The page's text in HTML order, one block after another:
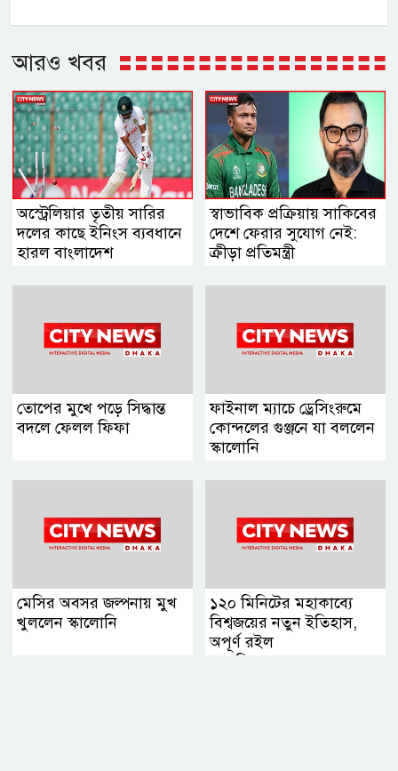
আরও খবর
অস্ট্রেলিয়ার তৃতীয় সারির
দলের কাছে ইনিংস ব্যবধানে
হারল বাংলাদেশ
স্বাভাবিক প্রক্রিয়ায় সাকিবের
দেশে ফেরার সুযোগ নেই:
ক্রীড়া প্রতিমন্ত্রী
তোপের মুখে পড়ে সিদ্ধান্ত
বদলে ফেলল ফিফা
ফাইনাল ম্যাচে ড্রেসিংরুমে
কোন্দলের গুঞ্জনে যা বললেন
স্কালোনি
মেসির অবসর জল্পনায় মুখ
খুললেন স্কালোনি
১২০ মিনিটের মহাকাব্যে
বিশ্বজয়ের নতুন ইতিহাস,
অপূর্ণ রইল
আলবিসেলেস্তেদের স্বপ্ন